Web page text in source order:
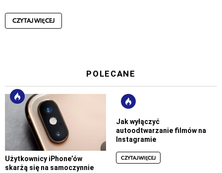
CZYTAJ WIĘCEJ
POLECANE
Użytkownicy iPhone’ów
skarżą się na samoczynnie
Jak wyłączyć
autoodtwarzanie filmów na
Instagramie
CZYTAJ WIĘCEJ